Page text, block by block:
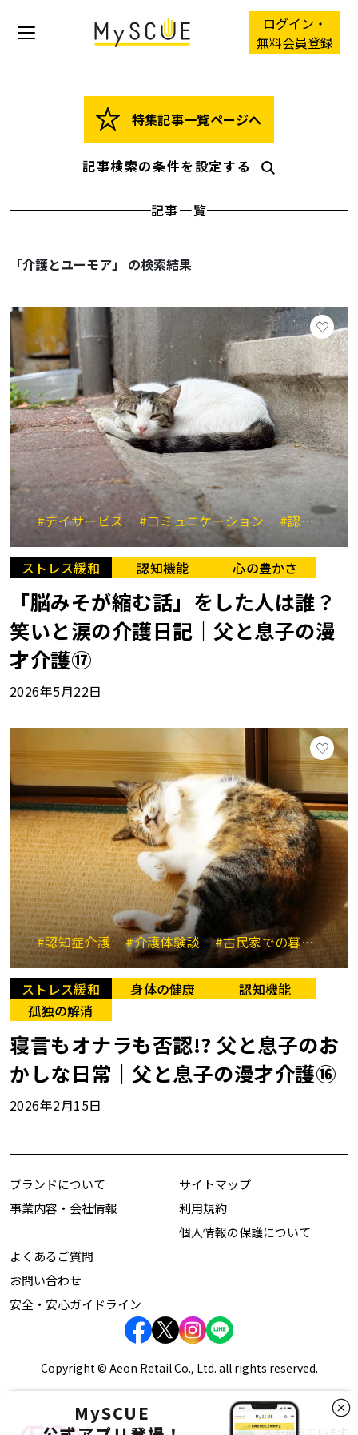
ログイン・
無料会員登録
特集記事一覧ページへ
記事検索の条件を設定する
記事一覧
「介護とユーモア」 の検索結果
#デイサービス #コミュニケーション #認知症介護
ストレス緩和 認知機能 心の豊かさ
「脳みそが縮む話」をした人は誰？
笑いと涙の介護日記｜父と息子の漫
才介護⑰
2026年5月22日
#認知症介護 #介護体験談 #古民家での暮らし #
ストレス緩和 身体の健康
認知機能
孤独の解消
寝言もオナラも否認!? 父と息子のお
かしな日常｜父と息子の漫才介護⑯
2026年2月15日
MySCUE
ブランドについて
事業内容・会社情報
サイトマップ
利用規約
個人情報の保護について
よくあるご質問
お問い合わせ
安全・安心ガイドライン
Copyright © Aeon Retail Co., Ltd. all rights reserved.